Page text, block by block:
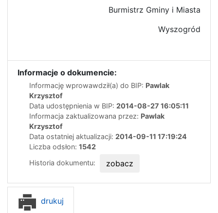
Burmistrz Gminy i Miasta
Wyszogród
Informacje o dokumencie:
Informację wprowawdził(a) do BIP: Pawlak
Krzysztof
Data udostępnienia w BIP: 2014-08-27 16:05:11
Informacja zaktualizowana przez: Pawlak
Krzysztof
Data ostatniej aktualizacji: 2014-09-11 17:19:24
Liczba odsłon: 1542
Historia dokumentu:
zobacz
drukuj